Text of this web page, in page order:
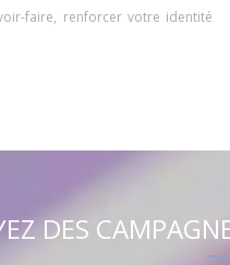
faire, renforcer votre identité
DES